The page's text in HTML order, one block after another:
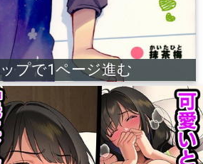
プで1ページ進む